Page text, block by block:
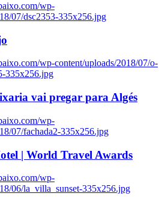
wp-
07/dsc2353-335x256.jpg
wp-content/uploads/2018/07/o-
335x256.jpg
vai pregar para Algés
wp-
07/fachada2-335x256.jpg
| World Travel Awards
wp-
06/la_villa_sunset-335x256.jpg